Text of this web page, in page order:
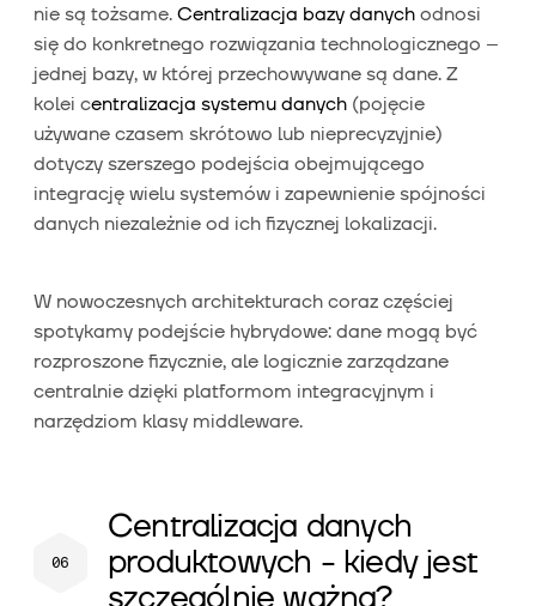
nie są tożsame. Centralizacja bazy danych odnosi
się do konkretnego rozwiązania technologicznego –
jednej bazy, w której przechowywane są dane. Z
kolei centralizacja systemu danych (pojęcie
używane czasem skrótowo lub nieprecyzyjnie)
dotyczy szerszego podejścia obejmującego
integrację wielu systemów i zapewnienie spójności
danych niezależnie od ich fizycznej lokalizacji.
W nowoczesnych architekturach coraz częściej
spotykamy podejście hybrydowe: dane mogą być
rozproszone fizycznie, ale logicznie zarządzane
centralnie dzięki platformom integracyjnym i
narzędziom klasy middleware.
Centralizacja danych
produktowych - kiedy jest